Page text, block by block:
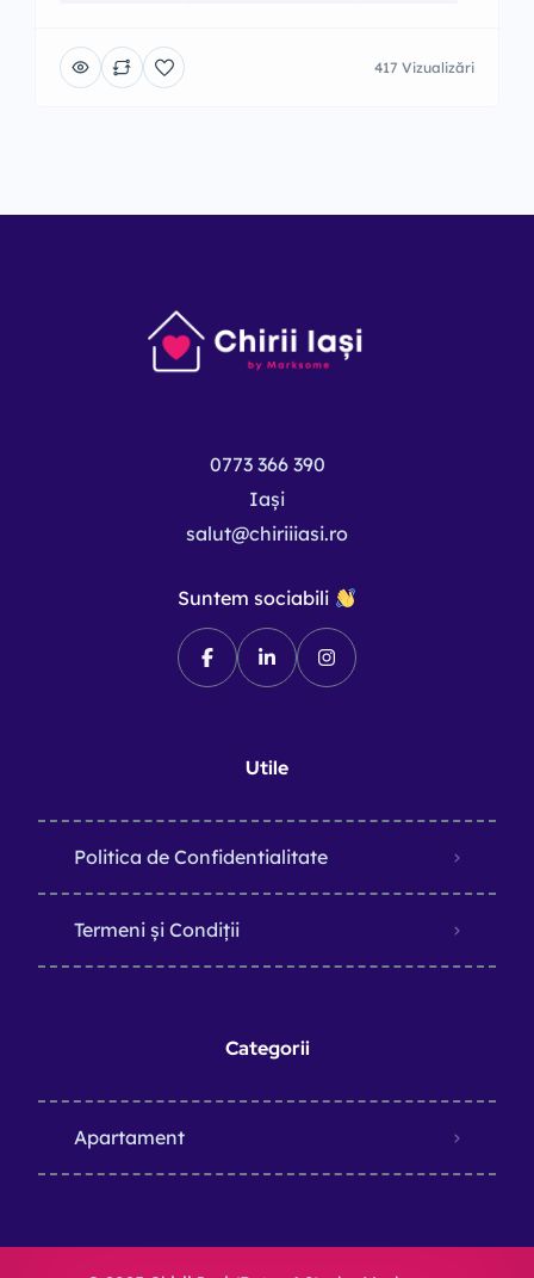
417 Vizualizări
0773 366 390
Iași
salut@chiriiiasi.ro
Suntem sociabili
Utile
Politica de Confidentialitate
Termeni și Condiții
Categorii
Apartament